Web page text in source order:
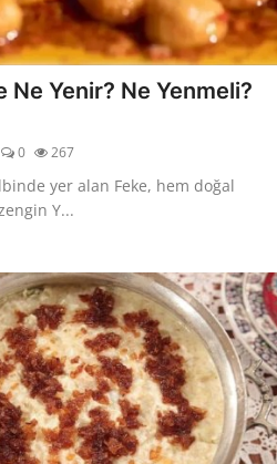
Ne Yenir? Ne Yenmeli?
0 267
yer alan Feke, hem doğal
Y...